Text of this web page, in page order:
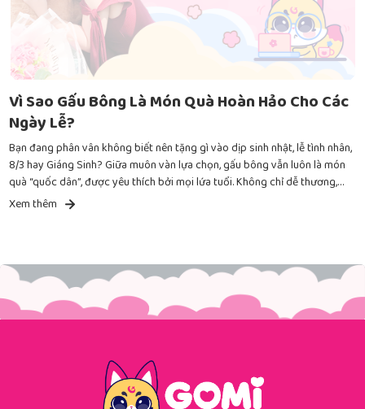
Vì Sao Gấu Bông Là Món Quà Hoàn Hảo Cho Các
Ngày Lễ?
Bạn đang phân vân không biết nên tặng gì vào dịp sinh nhật, lễ tình nhân,
8/3 hay Giáng Sinh? Giữa muôn vàn lựa chọn, gấu bông vẫn luôn là món
quà “quốc dân”, được yêu thích bởi mọi lứa tuổi. Không chỉ dễ thương,
mềm mại, mà gấu bông còn chứa đựng nhiều giá trị tinh thần sâu sắc.
Xem thêm